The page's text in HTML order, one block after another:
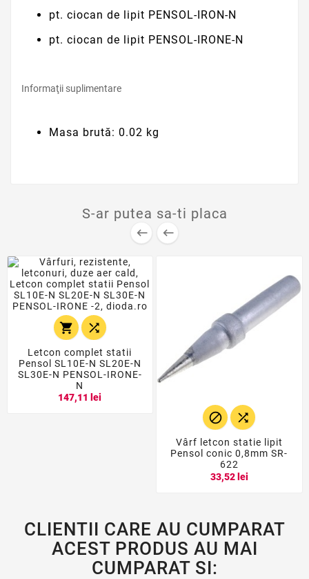
pt. ciocan de lipit PENSOL-IRON-N
pt. ciocan de lipit PENSOL-IRONE-N
Informaţii suplimentare
Masa brută: 0.02 kg
S-ar putea sa-ti placa
 
 
Letcon complet statii
Pensol SL10E-N SL20E-N
SL30E-N PENSOL-IRONE-
N
147,11 lei
 
Vârf letcon statie lipit
Pensol conic 0,8mm SR-
622
33,52 lei
CLIENTII CARE AU CUMPARAT
ACEST PRODUS AU MAI
CUMPARAT SI: